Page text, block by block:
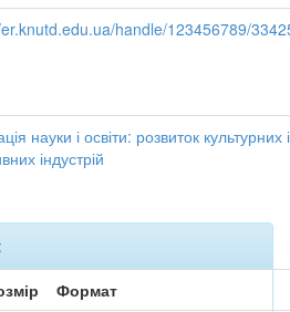
handle/123456789/
науки і освіти: розвиток культурних і
індустрій
Формат